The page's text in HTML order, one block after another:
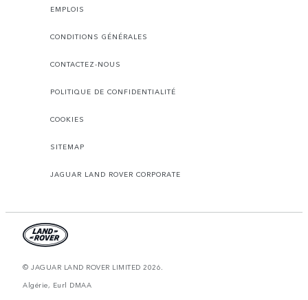
EMPLOIS
CONDITIONS GÉNÉRALES
CONTACTEZ-NOUS
POLITIQUE DE CONFIDENTIALITÉ
COOKIES
SITEMAP
JAGUAR LAND ROVER CORPORATE
© JAGUAR LAND ROVER LIMITED 2026.
Algérie, Eurl DMAA